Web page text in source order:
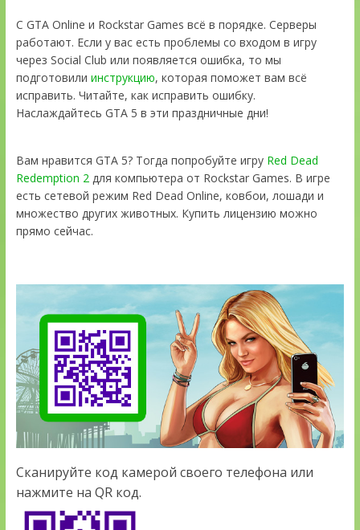
С GTA Online и Rockstar Games всё в порядке. Серверы
работают. Если у вас есть проблемы со входом в игру
через Social Club или появляется ошибка, то мы
подготовили инструкцию, которая поможет вам всё
исправить. Читайте, как исправить ошибку.
Наслаждайтесь GTA 5 в эти праздничные дни!
Вам нравится GTA 5? Тогда попробуйте игру Red Dead
Redemption 2для компьютера от Rockstar Games. В игре
есть сетевой режим Red Dead Online, ковбои, лошади и
множество других животных. Купить лицензию можно
прямо сейчас.
Сканируйте код камерой своего телефона или
нажмите на QR код.